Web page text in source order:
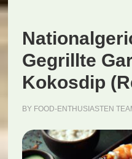
Gegrillte
Kokosdip
BY FOOD-ENTHUSIASTEN